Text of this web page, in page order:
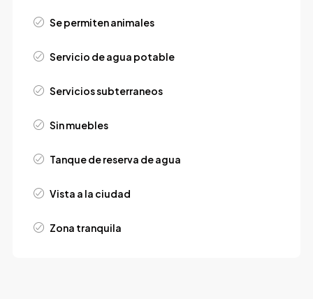
Se permiten animales
Servicio de agua potable
Servicios subterraneos
Sin muebles
Tanque de reserva de agua
Vista a la ciudad
Zona tranquila